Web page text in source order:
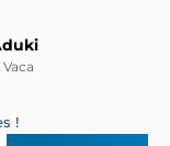
!